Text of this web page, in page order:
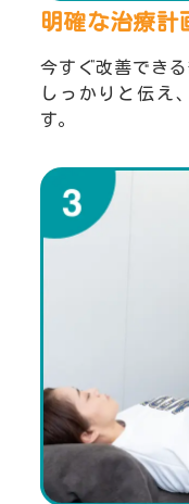
明確な治療計
今すぐ改善でき
しっかりと伝え
す。